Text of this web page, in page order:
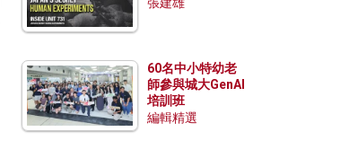
張建雄
60名中小特幼老
師參與城大GenAI
培訓班
編輯精選